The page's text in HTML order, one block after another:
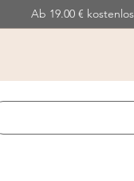
Ab 19.00 €